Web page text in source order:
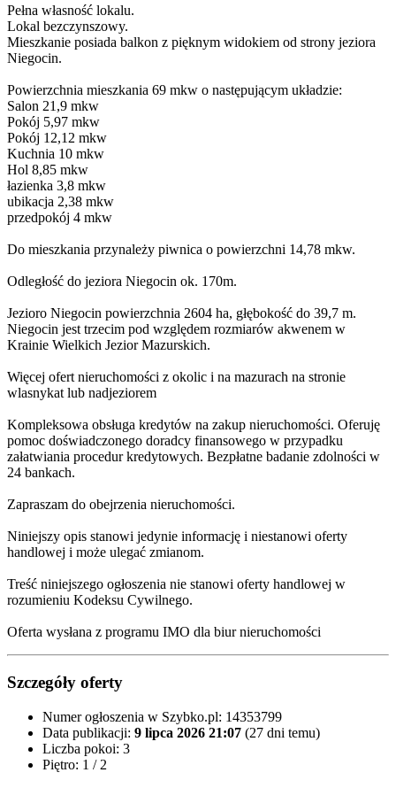
Pełna własność lokalu.
Lokal bezczynszowy.
Mieszkanie posiada balkon z pięknym widokiem od strony jeziora
Niegocin.
Powierzchnia mieszkania 69 mkw o następującym układzie:
Salon 21,9 mkw
Pokój 5,97 mkw
Pokój 12,12 mkw
Kuchnia 10 mkw
Hol 8,85 mkw
łazienka 3,8 mkw
ubikacja 2,38 mkw
przedpokój 4 mkw
Do mieszkania przynależy piwnica o powierzchni 14,78 mkw.
Odległość do jeziora Niegocin ok. 170m.
Jezioro Niegocin powierzchnia 2604 ha, głębokość do 39,7 m.
Niegocin jest trzecim pod względem rozmiarów akwenem w
Krainie Wielkich Jezior Mazurskich.
Więcej ofert nieruchomości z okolic i na mazurach na stronie
wlasnykat lub nadjeziorem
Kompleksowa obsługa kredytów na zakup nieruchomości. Oferuję
pomoc doświadczonego doradcy finansowego w przypadku
załatwiania procedur kredytowych. Bezpłatne badanie zdolności w
24 bankach.
Zapraszam do obejrzenia nieruchomości.
Niniejszy opis stanowi jedynie informację i niestanowi oferty
handlowej i może ulegać zmianom.
Treść niniejszego ogłoszenia nie stanowi oferty handlowej w
rozumieniu Kodeksu Cywilnego.
Oferta wysłana z programu IMO dla biur nieruchomości
Szczegóły oferty
Numer ogłoszenia w Szybko.pl: 14353799
Data publikacji: 9 lipca 2026 21:07 (27 dni temu)
Liczba pokoi: 3
Piętro: 1 / 2